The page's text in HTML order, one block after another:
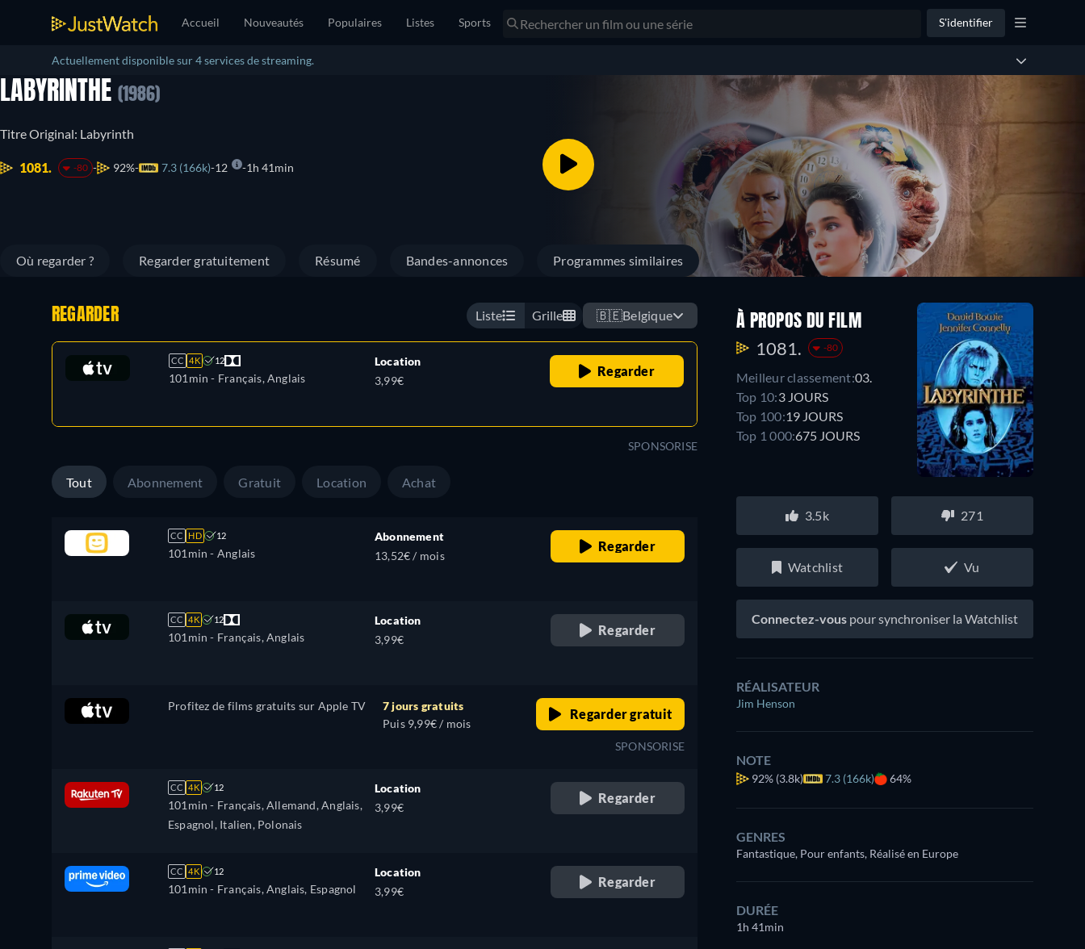
Accueil Nouveautés Populaires Listes Sports S'identifier
Actuellement disponible sur 4 services de streaming.
LABYRINTHE (1986)
Titre Original: Labyrinth
1081. -80 92% 7.3 (166k) 12 1h 41min
Où regarder ? Regarder gratuitement Résumé Bandes-annonces Programmes similaires
REGARDER Liste Grille 🇧🇪Belgique
CC 4K 12
101min - Français, Anglais
Location
3,99€
Regarder
SPONSORISE
Tout Abonnement Gratuit Location Achat
CC HD 12
101min - Anglais
Abonnement
13,52€ / mois
Regarder
CC 4K 12
101min - Français, Anglais
Location
3,99€
Regarder
Profitez de films gratuits sur Apple TV
7 jours gratuits
Puis 9,99€ / mois
Regarder gratuit
SPONSORISE
CC 4K 12
101min - Français, Allemand, Anglais,
Espagnol, Italien, Polonais
Location
3,99€
Regarder
CC 4K 12
101min - Français, Anglais, Espagnol
Location
3,99€
Regarder
À PROPOS DU FILM
1081. -80
Meilleur classement:03.
Top 10:3 JOURS
Top 100:19 JOURS
Top 1 000:675 JOURS
3.5k 271
Watchlist Vu
Connectez-vous pour synchroniser la Watchlist
RÉALISATEUR
Jim Henson
NOTE
92% (3.8k) 7.3 (166k) 64%
GENRES
Fantastique, Pour enfants, Réalisé en Europe
DURÉE
1h 41min